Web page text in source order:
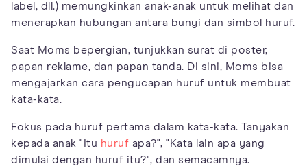
label, dll.) memungkinkan anak-anak untuk melihat dan
menerapkan hubungan antara bunyi dan simbol huruf.
Saat Moms bepergian, tunjukkan surat di poster,
papan reklame, dan papan tanda. Di sini, Moms bisa
mengajarkan cara pengucapan huruf untuk membuat
kata-kata.
Fokus pada huruf pertama dalam kata-kata. Tanyakan
kepada anak "Itu huruf apa?", "Kata lain apa yang
dimulai dengan huruf itu?", dan semacamnya.